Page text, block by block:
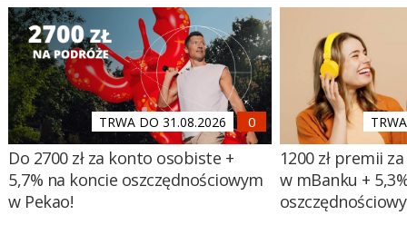
TRWA DO 31.08.2026
Do 2700 zł za konto osobiste +
5,7% na koncie oszczędnościowym
w Pekao!
1200 zł premii
w mBanku +